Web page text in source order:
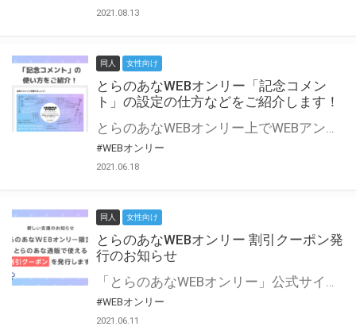
2021.08.13
同人 女性向け
とらのあなWEBオンリー「記念コメン
ト」の設定の仕方などをご紹介します！
とらのあなWEBオンリー上でWEBアンソロジーが作成できる「記念コメント」について、その使い方や作成手順を解説します！ 支援タイプを「サークル参加型」「サークル参加型・マルシェ(イベント会場)機能付き」でお申し込みいただいている主催者様はぜひご活用ください♪ とらのあなWEBオンリーサイトはこちら
#WEBオンリー
2021.06.18
同人 女性向け
とらのあなWEBオンリー 割引クーポン発
行のお知らせ
「とらのあなWEBオンリー」公式サイトでとらのあな通販の「割引クーポン」を配布中！ イベントごとに開催当日限定で使える割引クーポンのシリアルコードを発行します。 とらのあなWEBオンリーのページをチェックして、イベント当日にお得にお買い物を楽しみましょう♪ ※本キャンペーンは予告なく終了する場合がございます。 とらのあなWEBオンリーサイトはこちら
#WEBオンリー
2021.06.11